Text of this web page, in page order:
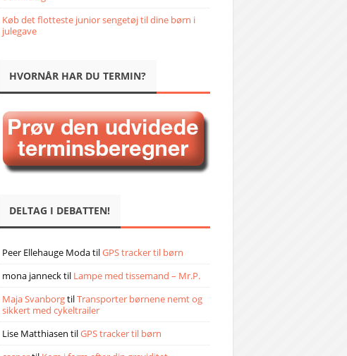
Køb det flotteste junior sengetøj til dine børn i
julegave
HVORNÅR HAR DU TERMIN?
DELTAG I DEBATTEN!
Peer Ellehauge ModatilGPS tracker til børn
mona jannecktil Lampe med tissemand – Mr.P.
Maja SvanborgtilTransporter børnene nemt og
sikkert med cykeltrailer
Lise Matthiasen tilGPS tracker til børn